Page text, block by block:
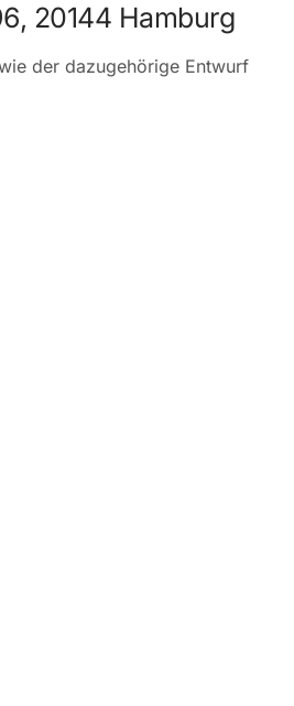
20144 Hamburg
der dazugehörige Entwurf